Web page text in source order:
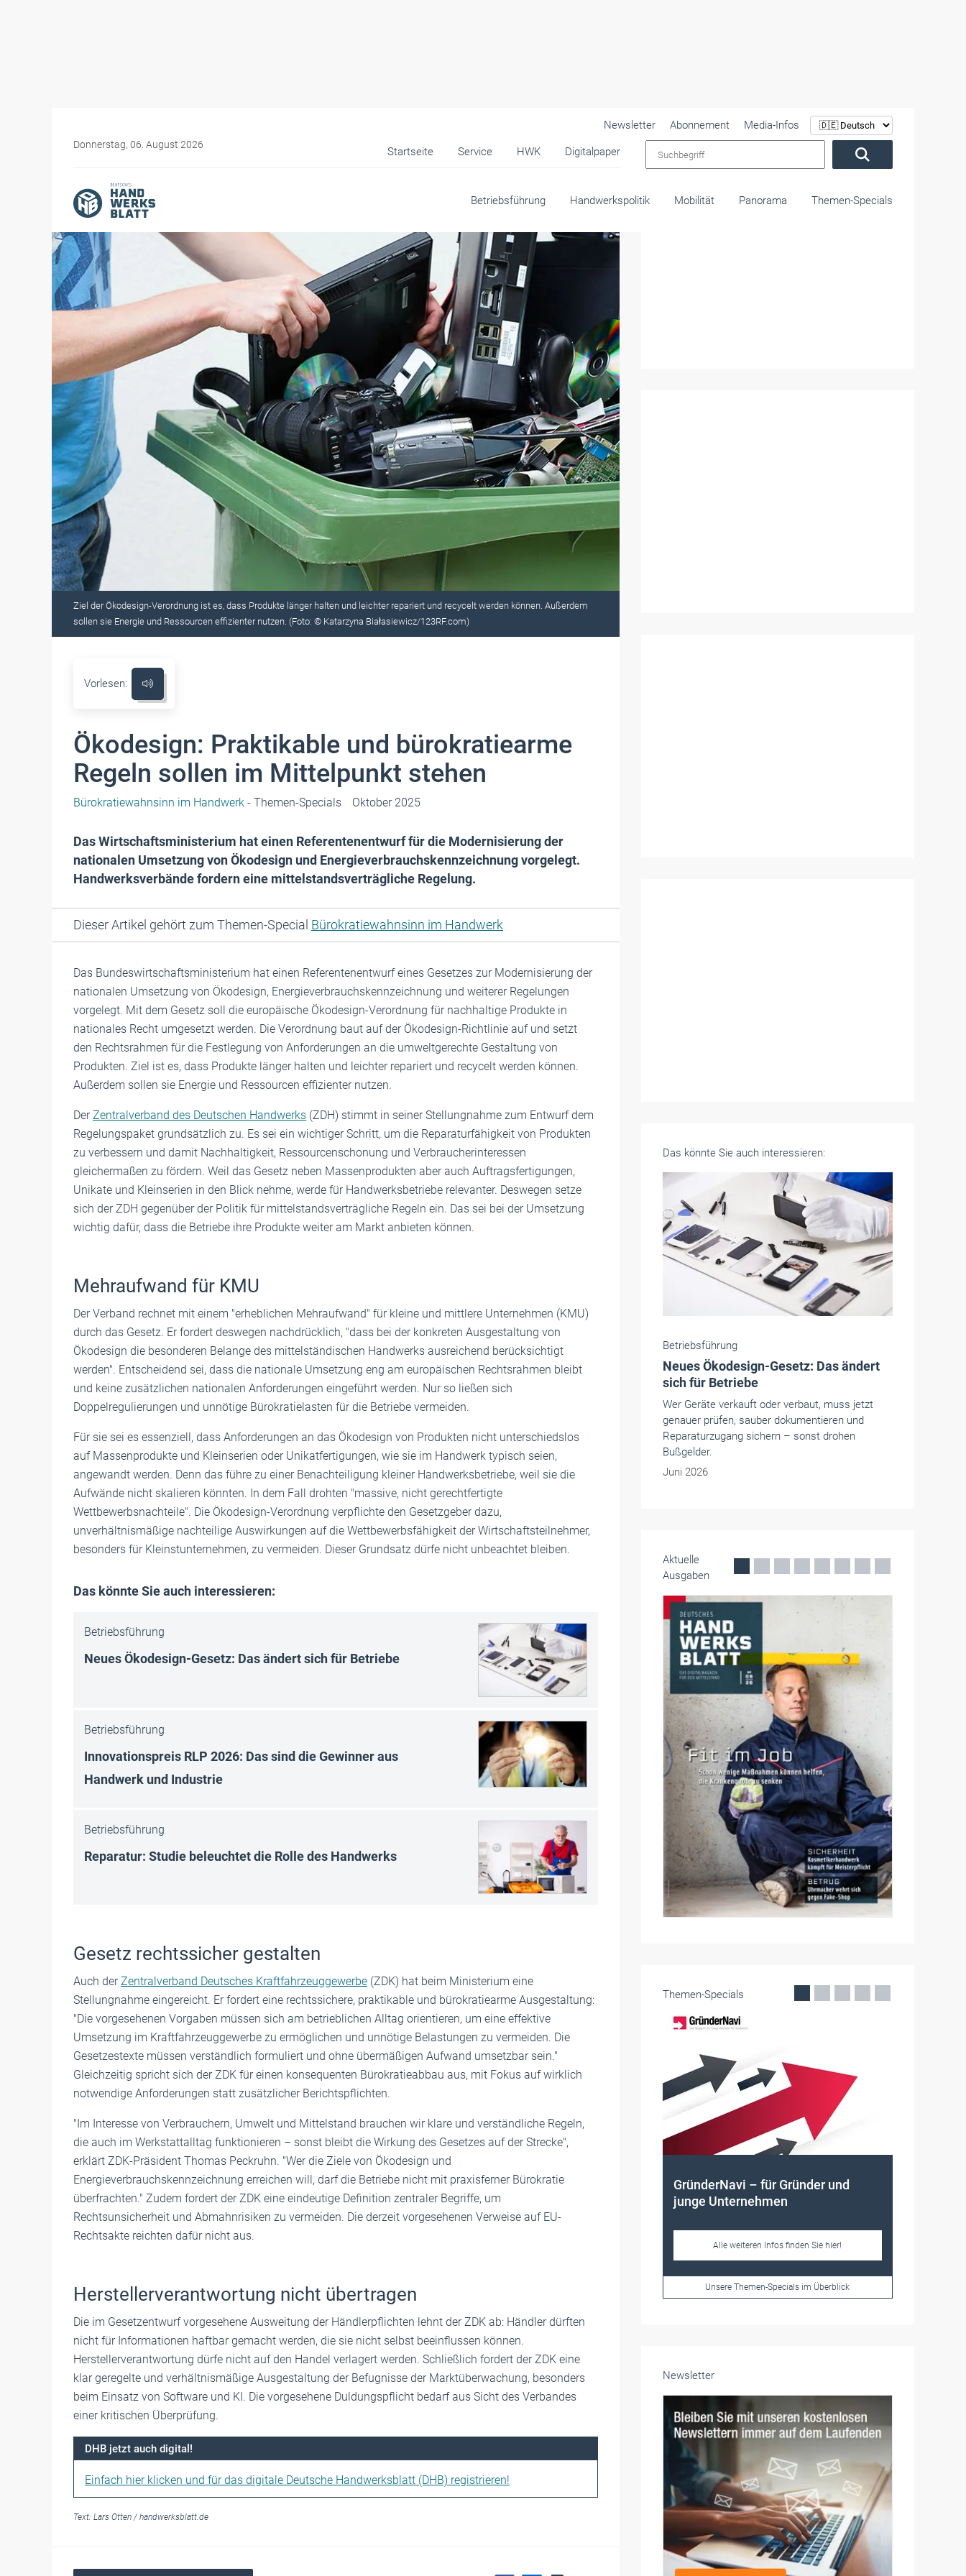
Donnerstag, 06. August 2026
Startseite Service HWK Digitalpaper
Newsletter Abonnement
Media-Infos
Betriebsführung Handwerkspolitik Mobilität Panorama Themen-Specials
Ziel der Ökodesign-Verordnung ist es, dass Produkte länger halten und leichter repariert und recycelt werden können. Außerdem
sollen sie Energie und Ressourcen effizienter nutzen. (Foto: © Katarzyna Białasiewicz/123RF.com)
Vorlesen:
Ökodesign: Praktikable und bürokratiearme
Regeln sollen im Mittelpunkt stehen
Bürokratiewahnsinn im Handwerk - Themen-Specials Oktober 2025
Das Wirtschaftsministerium hat einen Referentenentwurf für die Modernisierung der
nationalen Umsetzung von Ökodesign und Energieverbrauchskennzeichnung vorgelegt.
Handwerksverbände fordern eine mittelstandsverträgliche Regelung.
Dieser Artikel gehört zum Themen-Special Bürokratiewahnsinn im Handwerk
Das Bundeswirtschaftsministerium hat einen Referentenentwurf eines Gesetzes zur Modernisierung der
nationalen Umsetzung von Ökodesign, Energieverbrauchskennzeichnung und weiterer Regelungen
vorgelegt. Mit dem Gesetz soll die europäische Ökodesign-Verordnung für nachhaltige Produkte in
nationales Recht umgesetzt werden. Die Verordnung baut auf der Ökodesign-Richtlinie auf und setzt
den Rechtsrahmen für die Festlegung von Anforderungen an die umweltgerechte Gestaltung von
Produkten. Ziel ist es, dass Produkte länger halten und leichter repariert und recycelt werden können.
Außerdem sollen sie Energie und Ressourcen effizienter nutzen.
DerZentralverband des Deutschen Handwerks (ZDH) stimmt in seiner Stellungnahme zum Entwurf dem
Regelungspaket grundsätzlich zu. Es sei ein wichtiger Schritt, um die Reparaturfähigkeit von Produkten
zu verbessern und damit Nachhaltigkeit, Ressourcenschonung und Verbraucherinteressen
gleichermaßen zu fördern. Weil das Gesetz neben Massenprodukten aber auch Auftragsfertigungen,
Unikate und Kleinserien in den Blick nehme, werde für Handwerksbetriebe relevanter. Deswegen setze
sich der ZDH gegenüber der Politik für mittelstandsverträgliche Regeln ein. Das sei bei der Umsetzung
wichtig dafür, dass die Betriebe ihre Produkte weiter am Markt anbieten können.
Mehraufwand für KMU
Der Verband rechnet mit einem "erheblichen Mehraufwand" für kleine und mittlere Unternehmen (KMU)
durch das Gesetz. Er fordert deswegen nachdrücklich, "dass bei der konkreten Ausgestaltung von
Ökodesign die besonderen Belange des mittelständischen Handwerks ausreichend berücksichtigt
werden". Entscheidend sei, dass die nationale Umsetzung eng am europäischen Rechtsrahmen bleibt
und keine zusätzlichen nationalen Anforderungen eingeführt werden. Nur so ließen sich
Doppelregulierungen und unnötige Bürokratielasten für die Betriebe vermeiden.
Für sie sei es essenziell, dass Anforderungen an das Ökodesign von Produkten nicht unterschiedslos
auf Massenprodukte und Kleinserien oder Unikatfertigungen, wie sie im Handwerk typisch seien,
angewandt werden. Denn das führe zu einer Benachteiligung kleiner Handwerksbetriebe, weil sie die
Aufwände nicht skalieren könnten. In dem Fall drohten "massive, nicht gerechtfertigte
Wettbewerbsnachteile". Die Ökodesign-Verordnung verpflichte den Gesetzgeber dazu,
unverhältnismäßige nachteilige Auswirkungen auf die Wettbewerbsfähigkeit der Wirtschaftsteilnehmer,
besonders für Kleinstunternehmen, zu vermeiden. Dieser Grundsatz dürfe nicht unbeachtet bleiben.
Das könnte Sie auch interessieren:
Betriebsführung
Neues Ökodesign-Gesetz: Das ändert sich für Betriebe
Betriebsführung
Innovationspreis RLP 2026: Das sind die Gewinner aus
Handwerk und Industrie
Betriebsführung
Reparatur: Studie beleuchtet die Rolle des Handwerks
Gesetz rechtssicher gestalten
Auch derZentralverband Deutsches Kraftfahrzeuggewerbe (ZDK) hat beim Ministerium eine
Stellungnahme eingereicht. Er fordert eine rechtssichere, praktikable und bürokratiearme Ausgestaltung:
"Die vorgesehenen Vorgaben müssen sich am betrieblichen Alltag orientieren, um eine effektive
Umsetzung im Kraftfahrzeuggewerbe zu ermöglichen und unnötige Belastungen zu vermeiden. Die
Gesetzestexte müssen verständlich formuliert und ohne übermäßigen Aufwand umsetzbar sein."
Gleichzeitig spricht sich der ZDK für einen konsequenten Bürokratieabbau aus, mit Fokus auf wirklich
notwendige Anforderungen statt zusätzlicher Berichtspflichten.
"Im Interesse von Verbrauchern, Umwelt und Mittelstand brauchen wir klare und verständliche Regeln,
die auch im Werkstattalltag funktionieren – sonst bleibt die Wirkung des Gesetzes auf der Strecke",
erklärt ZDK-Präsident Thomas Peckruhn. "Wer die Ziele von Ökodesign und
Energieverbrauchskennzeichnung erreichen will, darf die Betriebe nicht mit praxisferner Bürokratie
überfrachten." Zudem fordert der ZDK eine eindeutige Definition zentraler Begriffe, um
Rechtsunsicherheit und Abmahnrisiken zu vermeiden. Die derzeit vorgesehenen Verweise auf EU-
Rechtsakte reichten dafür nicht aus.
Herstellerverantwortung nicht übertragen
Die im Gesetzentwurf vorgesehene Ausweitung der Händlerpflichten lehnt der ZDK ab: Händler dürften
nicht für Informationen haftbar gemacht werden, die sie nicht selbst beeinflussen können.
Herstellerverantwortung dürfe nicht auf den Handel verlagert werden. Schließlich fordert der ZDK eine
klar geregelte und verhältnismäßige Ausgestaltung der Befugnisse der Marktüberwachung, besonders
beim Einsatz von Software und KI. Die vorgesehene Duldungspflicht bedarf aus Sicht des Verbandes
einer kritischen Überprüfung.
DHB jetzt auch digital!
Einfach hier klicken und für das digitale Deutsche Handwerksblatt (DHB) registrieren!
Text: Lars Otten / handwerksblatt.de
Das könnte Sie auch interessieren:
Betriebsführung
Innovationspreis RLP 2026: Das sind
die Gewinner aus Handwerk und
Industrie
Wirtschaftsminister Michael Ebling hat den
Innovationspreis Rheinland-Pfalz verliehen.
Preisträger in der Kategorie Handwerk ist die
Automation Steeg und Hoffmeyer GmbH aus
Ausgaben
Themen-Specials
Newsletter